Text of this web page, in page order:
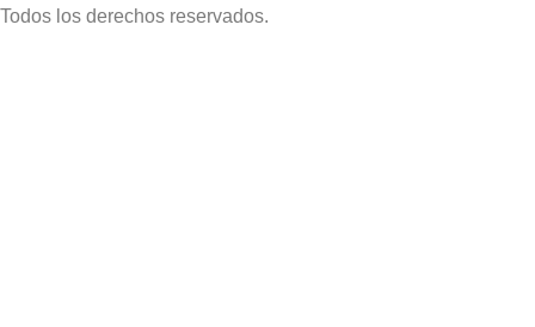
Todos los derechos reservados.